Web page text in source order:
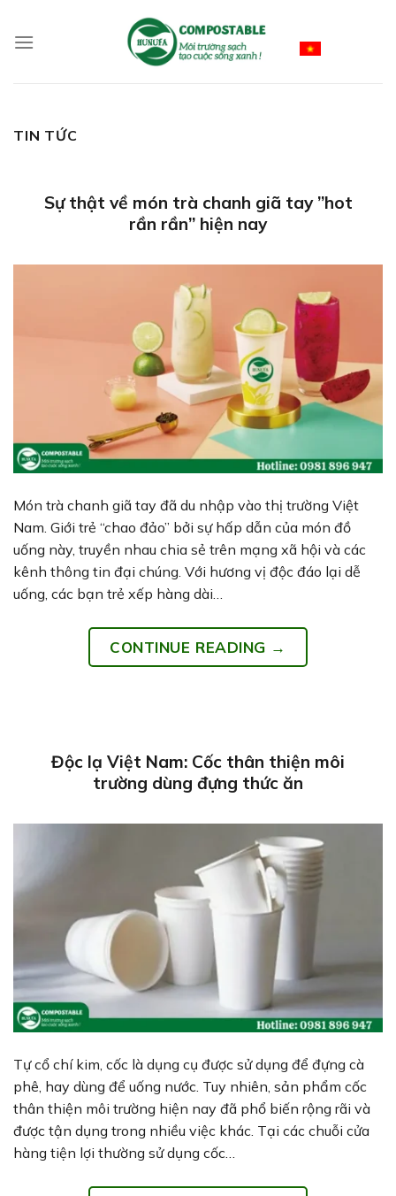
content
TIN TỨC
Sự thật về món trà chanh giã tay ”hot
rần rần” hiện nay
Món trà chanh giã tay đã du nhập vào thị trường Việt
Nam. Giới trẻ “chao đảo” bởi sự hấp dẫn của món đồ
uống này, truyền nhau chia sẻ trên mạng xã hội và các
kênh thông tin đại chúng. Với hương vị độc đáo lại dễ
uống, các bạn trẻ xếp hàng dài…
CONTINUE READING →
Độc lạ Việt Nam: Cốc thân thiện môi
trường dùng đựng thức ăn
Tự cổ chí kim, cốc là dụng cụ được sử dụng để đựng cà
phê, hay dùng để uống nước. Tuy nhiên, sản phẩm cốc
thân thiện môi trường hiện nay đã phổ biến rộng rãi và
được tận dụng trong nhiều việc khác. Tại các chuỗi cửa
hàng tiện lợi thường sử dụng cốc…